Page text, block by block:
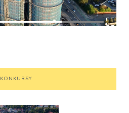
KONKURSY